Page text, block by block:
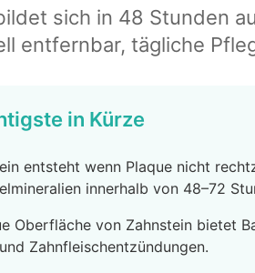
sich in 48 Stunden
entfernbar, tägliche
in Kürze
entsteht wenn Plaque nicht
innerhalb von 48–72
Oberfläche von Zahnstein bietet
Zahnfleischentzündungen.